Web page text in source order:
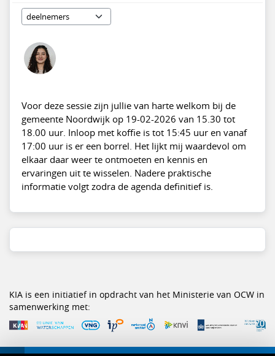
Voor deze sessie zijn jullie van harte welkom bij de
gemeente Noordwijk op 19-02-2026 van 15.30 tot
18.00 uur. Inloop met koffie is tot 15:45 uur en vanaf
17:00 uur is er een borrel. Het lijkt mij waardevol om
elkaar daar weer te ontmoeten en kennis en
ervaringen uit te wisselen. Nadere praktische
informatie volgt zodra de agenda definitief is.
KIA is een initiatief in opdracht van het Ministerie van OCW in
samenwerking met: